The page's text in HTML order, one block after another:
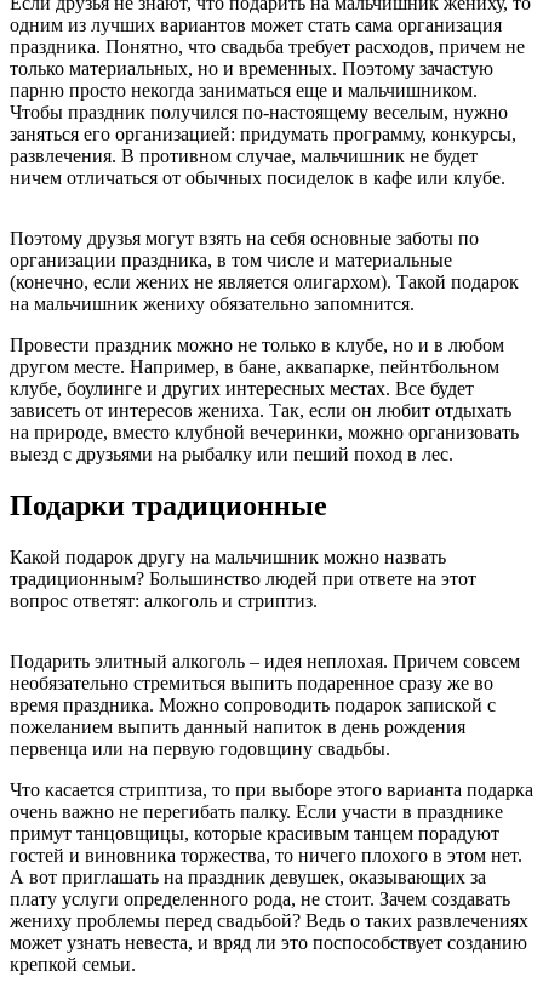
одним из лучших вариантов может стать сама организация
праздника. Понятно, что свадьба требует расходов, причем не
только материальных, но и временных. Поэтому зачастую
парню просто некогда заниматься еще и мальчишником.
Чтобы праздник получился по-настоящему веселым, нужно
заняться его организацией: придумать программу, конкурсы,
развлечения. В противном случае, мальчишник не будет
ничем отличаться от обычных посиделок в кафе или клубе.
Поэтому друзья могут взять на себя основные заботы по
организации праздника, в том числе и материальные
(конечно, если жених не является олигархом). Такой подарок
на мальчишник жениху обязательно запомнится.
Провести праздник можно не только в клубе, но и в любом
другом месте. Например, в бане, аквапарке, пейнтбольном
клубе, боулинге и других интересных местах. Все будет
зависеть от интересов жениха. Так, если он любит отдыхать
на природе, вместо клубной вечеринки, можно организовать
выезд с друзьями на рыбалку или пеший поход в лес.
Подарки традиционные
Какой подарок другу на мальчишник можно назвать
традиционным? Большинство людей при ответе на этот
вопрос ответят: алкоголь и стриптиз.
Подарить элитный алкоголь – идея неплохая. Причем совсем
необязательно стремиться выпить подаренное сразу же во
время праздника. Можно сопроводить подарок запиской с
пожеланием выпить данный напиток в день рождения
первенца или на первую годовщину свадьбы.
Что касается стриптиза, то при выборе этого варианта подарка
очень важно не перегибать палку. Если участи в празднике
примут танцовщицы, которые красивым танцем порадуют
гостей и виновника торжества, то ничего плохого в этом нет.
А вот приглашать на праздник девушек, оказывающих за
плату услуги определенного рода, не стоит. Зачем создавать
жениху проблемы перед свадьбой? Ведь о таких развлечениях
может узнать невеста, и вряд ли это поспособствует созданию
крепкой семьи.